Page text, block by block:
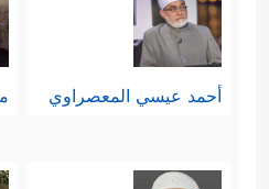
أحمد عيسي المعصراوي